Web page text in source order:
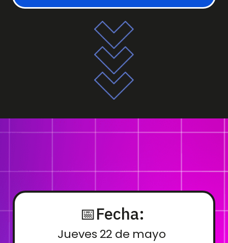
📅Fecha:
Jueves 22 de mayo